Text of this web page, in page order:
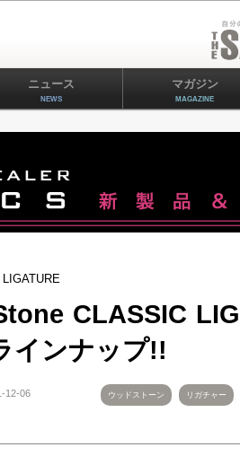
ニュース
NEWS
マガジン
MAGAZINE
CLASSIC
インナップ!!
12-06 ウッドストーン リガチャー